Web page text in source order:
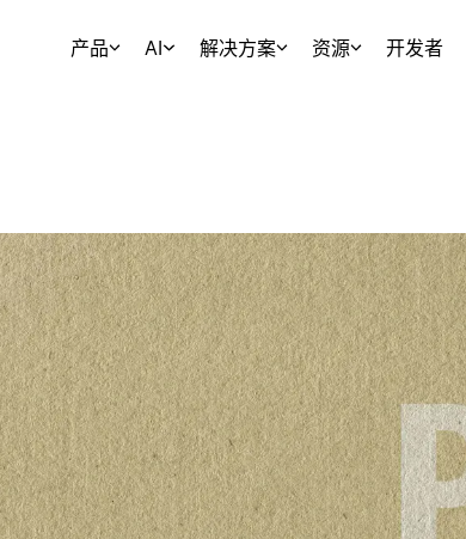
产品 AI 解决方案 资源 开发者